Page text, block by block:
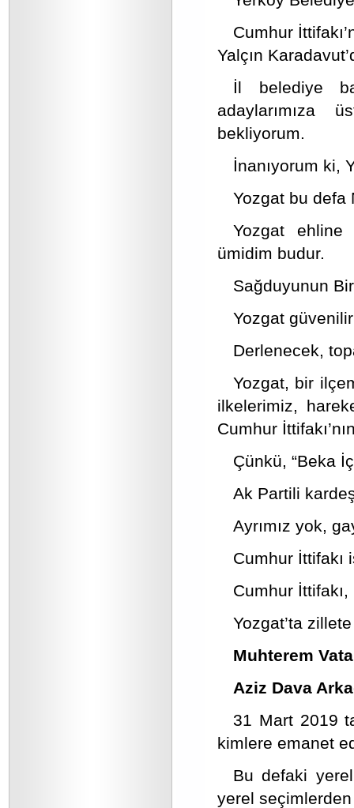
Cumhur
Yalçın
İl belediye
adaylarımıza
bekliyorum.
İnanıyorum ki,
Yozgat bu defa
Yozgat ehline
ümidim budur.
Sağduyunun
Yozgat
Derlenecek,
Yozgat, bir
ilkelerimiz,
Cumhur
Çünkü, “Beka
Ak Partili
Ayrımız yok,
Cumhur İttifakı
Cumhur İttifakı,
Yozgat’ta
Muhterem
Aziz Dava
31 Mart 2019
kimlere emanet
Bu defaki
yerel seçimlerden